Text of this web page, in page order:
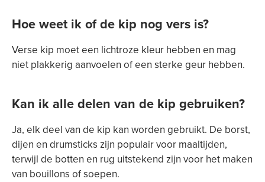
Hoe weet ik of de kip nog vers is?
Verse kip moet een lichtroze kleur hebben en mag
niet plakkerig aanvoelen of een sterke geur hebben.
Kan ik alle delen van de kip gebruiken?
Ja, elk deel van de kip kan worden gebruikt. De borst,
dijen en drumsticks zijn populair voor maaltijden,
terwijl de botten en rug uitstekend zijn voor het maken
van bouillons of soepen.